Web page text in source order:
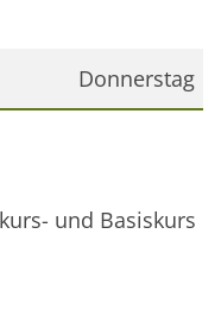
Donnerstag
und Basiskurs